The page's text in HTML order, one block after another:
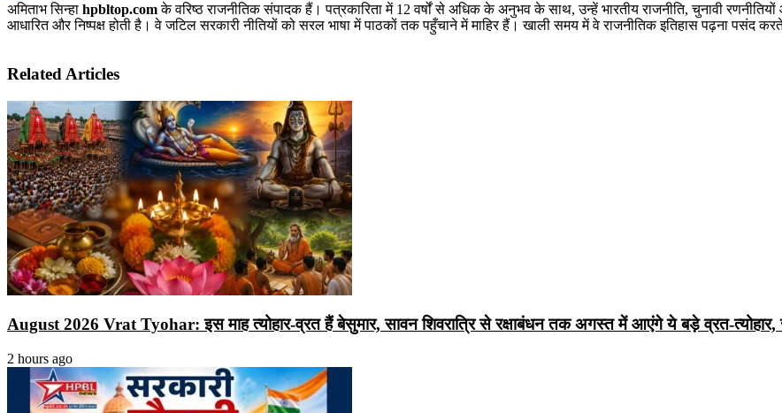
अमिताभ सिन्हा hpbltop.comके वरिष्ठ राजनीतिक संपादक हैं। पत्रकारिता में 12 वर्षों से अधिक के अनुभव के साथ, उन्हें भारतीय राजनीति, चुनावी रणनीतियों
आधारित और निष्पक्ष होती है। वे जटिल सरकारी नीतियों को सरल भाषा में पाठकों तक पहुँचाने में माहिर हैं। खाली समय में वे राजनीतिक इतिहास पढ़ना पसंद
Related Articles
August 2026 Vrat Tyohar: इस माह त्योहार-व्रत हैं बेसुमार, सावन शिवरात्रि से रक्षाबंधन तक अगस्त में आएंगे ये बड़े व्रत-त्योहार,
2 hours ago